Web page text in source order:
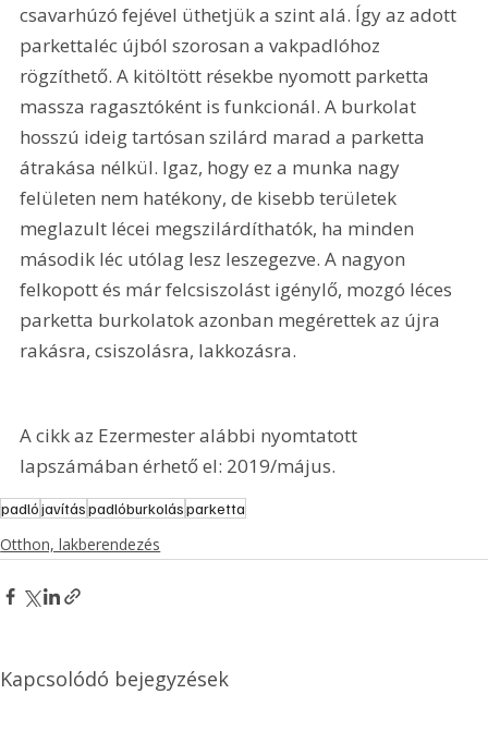
csavarhúzó fejével üthetjük a szint alá. Így az adott
parkettaléc újból szorosan a vakpadlóhoz
rögzíthető. A kitöltött résekbe nyomott parketta
massza ragasztóként is funkcionál. A burkolat
hosszú ideig tartósan szilárd marad a parketta
átrakása nélkül. Igaz, hogy ez a munka nagy
felületen nem hatékony, de kisebb területek
meglazult lécei megszilárdíthatók, ha minden
második léc utólag lesz leszegezve. A nagyon
felkopott és már felcsiszolást igénylő, mozgó léces
parketta burkolatok azonban megérettek az újra
rakásra, csiszolásra, lakkozásra.
A cikk az Ezermester alábbi nyomtatott
lapszámában érhető el: 2019/május.
padlójavításpadlóburkolásparketta
Otthon, lakberendezés
Kapcsolódó bejegyzések